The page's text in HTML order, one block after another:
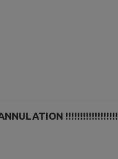
!!!!!!!!!!!!!!!!!!